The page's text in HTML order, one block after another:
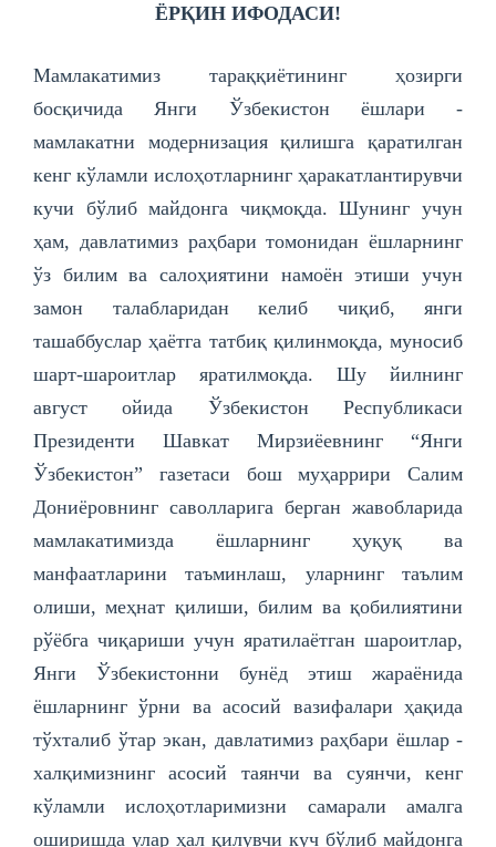
ЁРҚИН ИФОДАСИ!
Мамлакатимиз тараққиётининг ҳозирги
босқичида Янги Ўзбекистон ёшлари -
мамлакатни модернизация қилишга қаратилган
кенг кўламли ислоҳотларнинг ҳаракатлантирувчи
кучи бўлиб майдонга чиқмоқда. Шунинг учун
ҳам, давлатимиз раҳбари томонидан ёшларнинг
ўз билим ва салоҳиятини намоён этиши учун
замон талабларидан келиб чиқиб, янги
ташаббуслар ҳаётга татбиқ қилинмоқда, муносиб
шарт-шароитлар яратилмоқда. Шу йилнинг
август ойида Ўзбекистон Республикаси
Президенти Шавкат Мирзиёевнинг “Янги
Ўзбекистон” газетаси бош муҳаррири Салим
Дониёровнинг саволларига берган жавобларида
мамлакатимизда ёшларнинг ҳуқуқ ва
манфаатларини таъминлаш, уларнинг таълим
олиши, меҳнат қилиши, билим ва қобилиятини
рўёбга чиқариши учун яратилаётган шароитлар,
Янги Ўзбекистонни бунёд этиш жараёнида
ёшларнинг ўрни ва асосий вазифалари ҳақида
тўхталиб ўтар экан, давлатимиз раҳбари ёшлар -
халқимизнинг асосий таянчи ва суянчи, кенг
кўламли ислоҳотларимизни самарали амалга
оширишда улар ҳал қилувчи куч бўлиб майдонга